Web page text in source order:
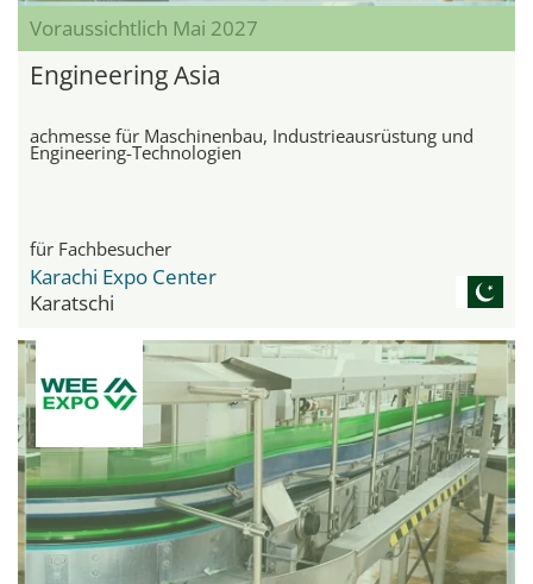
Voraussichtlich Mai 2027
Engineering Asia
achmesse für Maschinenbau, Industrieausrüstung und
Engineering-Technologien
für Fachbesucher
Karachi Expo Center
Karatschi